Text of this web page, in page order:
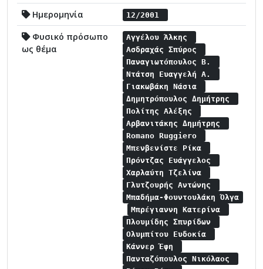
Ημερομηνία 12/2001
Φυσικό πρόσωπο
ως θέμα
Αγγέλου Άλκης
Ασδραχάς Σπύρος
Παναγιωτόπουλος Β.
Ντάτση Ευαγγελή Α.
Γιακωβάκη Νάσια
Δημητρόπουλος Δημήτρης
Πολίτης Αλέξης
Αρβανιτάκης Δημήτρης
Romano Ruggiero
Μπενβενίστε Ρίκα
Πρόντζας Ευάγγελος
Χαρλαύτη Τζελίνα
Γλυτζουρής Αντώνης
Μπαδήμα-Φουντουλάκη Όλγα
Μπρέγιαννη Κατερίνα
Πλουμίδης Σπυρίδων
Ολυμπίτου Ευδοκία
Κάννερ Έφη
Πανταζόπουλος Νικόλαος